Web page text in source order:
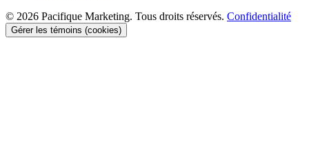
© 2026 Pacifique Marketing. Tous droits réservés. Confidentialité
Gérer les témoins (cookies)